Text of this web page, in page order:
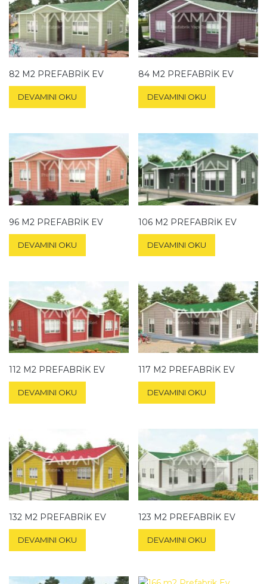
82 M2 PREFABRIK EV
DEVAMINI OKU
84 M2 PREFABRIK EV
DEVAMINI OKU
96 M2 PREFABRIK EV
DEVAMINI OKU
106 M2 PREFABRIK EV
DEVAMINI OKU
112 M2 PREFABRIK EV
DEVAMINI OKU
117 M2 PREFABRIK EV
DEVAMINI OKU
132 M2 PREFABRIK EV
DEVAMINI OKU
123 M2 PREFABRIK EV
DEVAMINI OKU